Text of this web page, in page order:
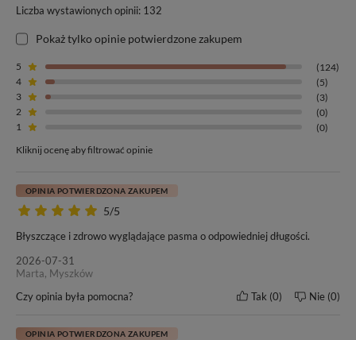
włosów metodą Invisible Tape On (Niewidzialne Kanapki).
ona na połączeniu doczepów z naturalnymi pasmami przy pomocy
skórę głowy i dzięki temu zapewniają maksymalny komfort
noszenia.
Włosy przedłużone przy pomocy metody Invisible Tape On
wyglądają tak, jakby w naturalny sposób wyrastały ze skóry głowy!
zagęszczania włosów jest szczególnie polecana posiadaczkom
cienkich, delikatnych i łamliwych pasm oraz paniom, którym zależy
Liczba wystawionych opinii: 132
Pokaż tylko opinie potwierdzone zakupem
5
(124)
4
(5)
3
(3)
2
(0)
1
(0)
Kliknij ocenę aby filtrować opinie
5/5
OPINIA POTWIERDZONA ZAKUPEM
Błyszczące i zdrowo wyglądające pasma o odpowiedniej długości.
2026-07-31
Marta, Myszków
Czy opinia była pomocna?
Tak 0 Nie 0
OPINIA POTWIERDZONA ZAKUPEM